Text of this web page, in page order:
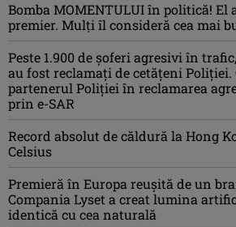
Bomba MOMENTULUI în politică! El
premier. Mulți îl consideră cea mai
Peste 1.900 de şoferi agresivi în
au fost reclamaţi de cetăţeni Poliţiei.
partenerul Poliţiei în reclamarea
prin e-SAR
Record absolut de căldură la Hong
Celsius
Premieră în Europa reușită de un
Compania Lyset a creat lumina
identică cu cea naturală